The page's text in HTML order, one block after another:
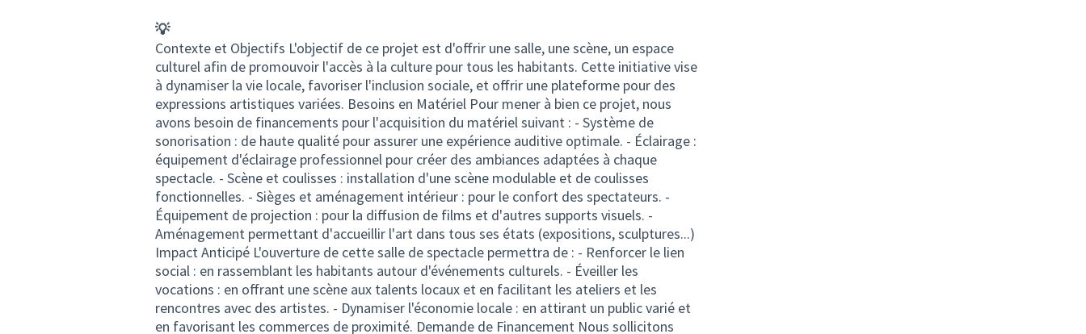
💡
Contexte et Objectifs L'objectif de ce projet est d'offrir une salle, une scène, un espace
culturel afin de promouvoir l'accès à la culture pour tous les habitants. Cette initiative vise
à dynamiser la vie locale, favoriser l'inclusion sociale, et offrir une plateforme pour des
expressions artistiques variées. Besoins en Matériel Pour mener à bien ce projet, nous
avons besoin de financements pour l'acquisition du matériel suivant : - Système de
sonorisation : de haute qualité pour assurer une expérience auditive optimale. - Éclairage :
équipement d'éclairage professionnel pour créer des ambiances adaptées à chaque
spectacle. - Scène et coulisses : installation d'une scène modulable et de coulisses
fonctionnelles. - Sièges et aménagement intérieur : pour le confort des spectateurs. -
Équipement de projection : pour la diffusion de films et d'autres supports visuels. -
Aménagement permettant d'accueillir l'art dans tous ses états (expositions, sculptures...)
Impact Anticipé L'ouverture de cette salle de spectacle permettra de : - Renforcer le lien
social : en rassemblant les habitants autour d'événements culturels. - Éveiller les
vocations : en offrant une scène aux talents locaux et en facilitant les ateliers et les
rencontres avec des artistes. - Dynamiser l'économie locale : en attirant un public varié et
en favorisant les commerces de proximité. Demande de Financement Nous sollicitons